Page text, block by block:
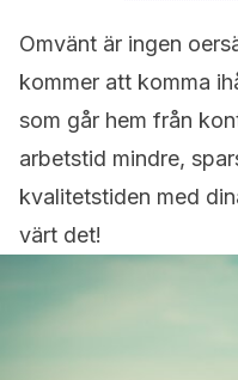
Omvänt är ingen
kommer att komma
som går hem från
arbetstid mindre,
kvalitetstiden med
värt det!